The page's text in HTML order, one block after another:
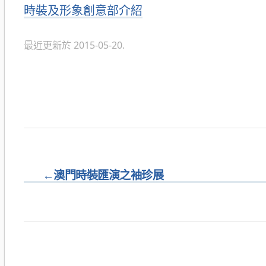
分
時裝及形象創意部介紹
最近更新於 2015-05-20.
←澳門時裝匯演之袖珍展